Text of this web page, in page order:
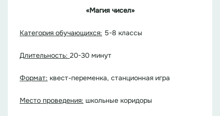
«Магия чисел»
Категория обучающихся: 5-8 классы
Длительность: 20-30 минут
Формат: квест-переменка, станционная игра
Место проведения: школьные коридоры